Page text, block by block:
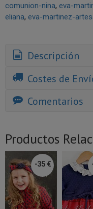
comunion-nina eva-
eliana eva-martinez-
Descripción
Costes de
Comentarios
Productos
-35 €